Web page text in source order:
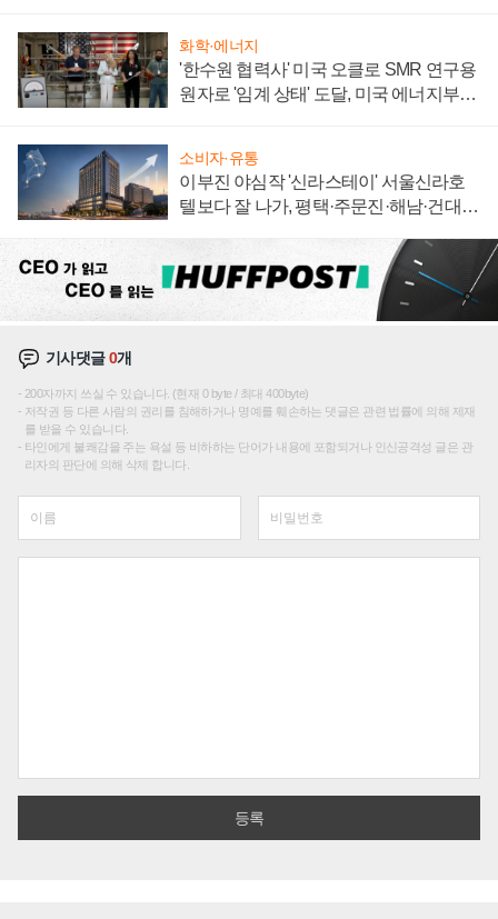
화학·에너지
'한수원 협력사' 미국 오클로 SMR 연구용
원자로 '임계 상태' 도달, 미국 에너지부
소비자·유통
이부진 야심작 '신라스테이' 서울신라호
텔보다 잘 나가, 평택·주문진·해남·건대로
기사댓글0개
200자까지 쓰실 수 있습니다. (현재 0 byte / 최대 400byte)
저작권 등 다른 사람의 권리를 침해하거나 명예를 훼손하는 댓글은 관련 법률에 의해 제재
를 받을 수 있습니다.
타인에게 불쾌감을 주는 욕설 등 비하하는 단어가 내용에 포함되거나 인신공격성 글은 관
리자의 판단에 의해 삭제 합니다.